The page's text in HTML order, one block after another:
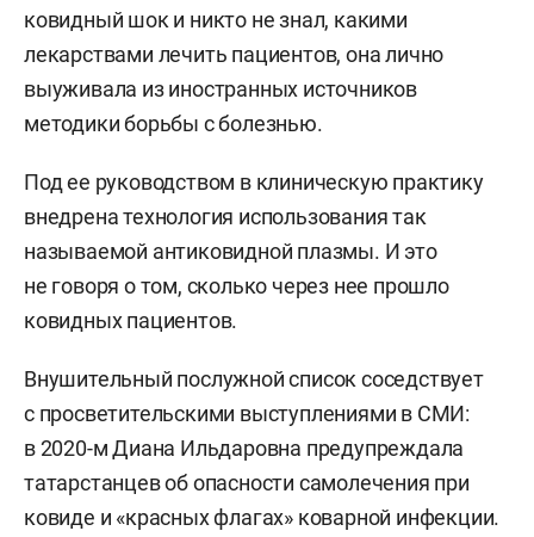
ковидный шок и никто не знал, какими
лекарствами лечить пациентов, она лично
выуживала из иностранных источников
методики борьбы с болезнью.
Под ее руководством в клиническую практику
внедрена технология использования так
называемой антиковидной плазмы. И это
не говоря о том, сколько через нее прошло
ковидных пациентов.
Внушительный послужной список соседствует
с просветительскими выступлениями в СМИ:
в 2020-м Диана Ильдаровна предупреждала
татарстанцев об опасности самолечения при
ковиде и «красных флагах» коварной инфекции.